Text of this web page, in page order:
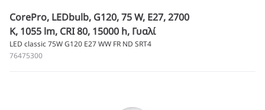
CorePro, LEDbulb, G120, 75 W, E27, 2700
K, 1055 lm, CRI 80, 15000 h, Γυαλί
LED classic 75W G120 E27 WW FR ND SRT4
76475300